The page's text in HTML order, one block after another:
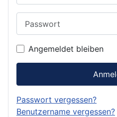
Angemeldet bleiben
Passwort vergessen?
Benutzername vergessen?